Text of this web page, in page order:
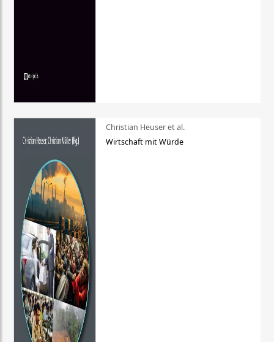
Christian Heuser et al.
Wirtschaft mit Würde